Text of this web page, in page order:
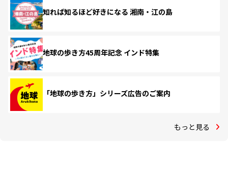
知れば知るほど好きになる 湘南・江の島
地球の歩き方45周年記念 インド特集
「地球の歩き方」シリーズ広告のご案内
もっと見る